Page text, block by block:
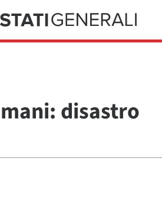
disastro